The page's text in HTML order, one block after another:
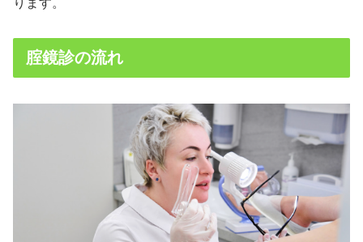
ります。
腟鏡診の流れ